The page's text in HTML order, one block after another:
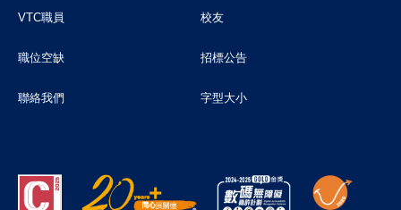
VTC職員 校友
職位空缺 招標公告
聯絡我們 字型大小